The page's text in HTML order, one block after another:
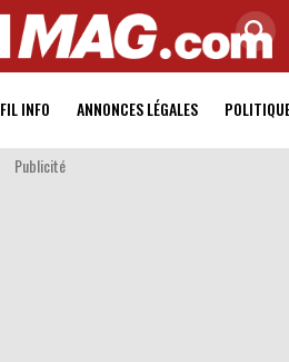
FIL INFO ANNONCES LÉGALES
Publicité